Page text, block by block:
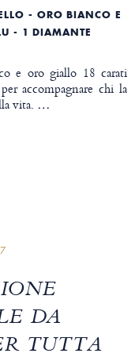
- ORO BIANCO E
- 1 DIAMANTE
e oro giallo 18 carati
accompagnare chi la
vita. …
DA
TUTTA